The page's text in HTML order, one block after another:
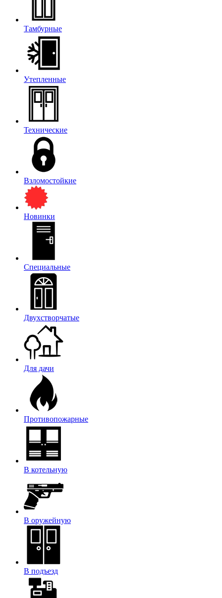
Тамбурные
Утепленные
Технические
Взломостойкие
Новинки
Специальные
Двухстворчатые
Для дачи
Противопожарные
В котельную
В оружейную
В подъезд